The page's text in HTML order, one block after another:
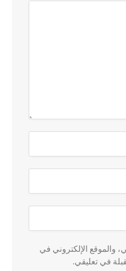
والموقع الإلكتروني في
في تعليقي.